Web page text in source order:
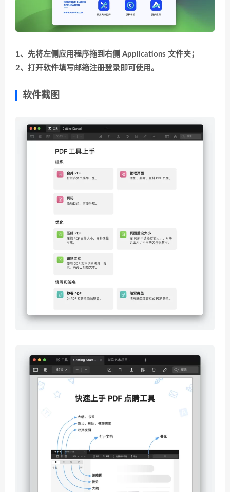
1、先将左侧应用程序拖到右侧 Applications 文件夹；
2、打开软件填写邮箱注册登录即可使用。
软件截图